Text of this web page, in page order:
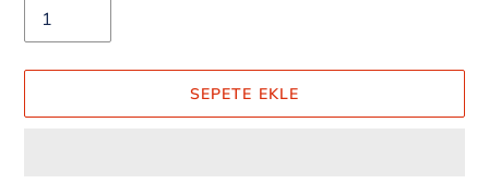
SEPETE EKLE